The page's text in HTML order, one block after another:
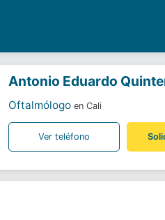
Quintero Acevedo
Antonio Eduardo
Oftalmólogo en Cali
Ver teléfono